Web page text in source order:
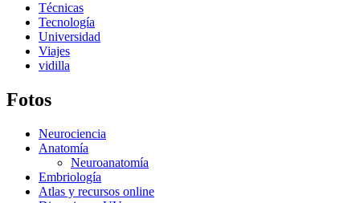
Técnicas
Tecnología
Universidad
Viajes
vidilla
Fotos
Neurociencia
Anatomía
Neuroanatomía
Embriología
Atlas y recursos online